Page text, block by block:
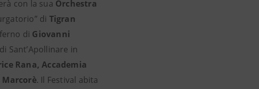
con la sua Orchestra
di Tigran
di Giovanni
Sant’Apollinare in
Rana, Accademia
. Il Festival abita